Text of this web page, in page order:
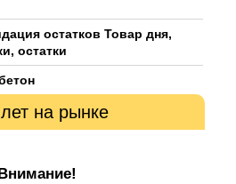
остатков Товар дня,
остатки
на рынке
Внимание!